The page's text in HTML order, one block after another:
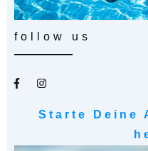
follow us
Starte Deine